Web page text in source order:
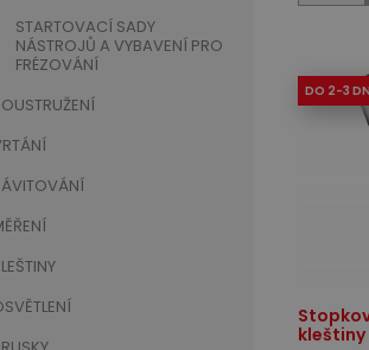
STARTOVACÍ SADY
NÁSTROJŮ A VYBAVENÍ PRO
FRÉZOVÁNÍ
DO 2-3
kleštiny